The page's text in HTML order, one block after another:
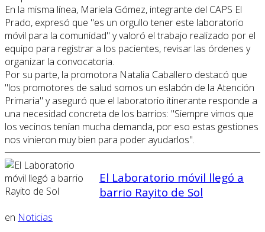
En la misma línea, Mariela Gómez, integrante del CAPS El
Prado, expresó que "es un orgullo tener este laboratorio
móvil para la comunidad" y valoró el trabajo realizado por el
equipo para registrar a los pacientes, revisar las órdenes y
organizar la convocatoria.
Por su parte, la promotora Natalia Caballero destacó que
"los promotores de salud somos un eslabón de la Atención
Primaria" y aseguró que el laboratorio itinerante responde a
una necesidad concreta de los barrios: "Siempre vimos que
los vecinos tenían mucha demanda, por eso estas gestiones
nos vinieron muy bien para poder ayudarlos".
El Laboratorio móvil llegó a
barrio Rayito de Sol
en Noticias